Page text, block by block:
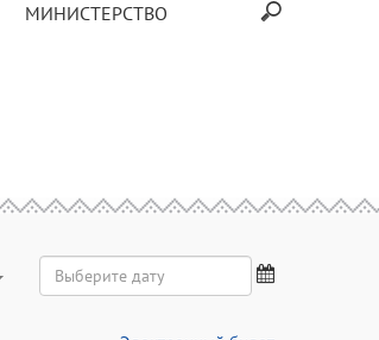
МИНИСТЕРСТВО